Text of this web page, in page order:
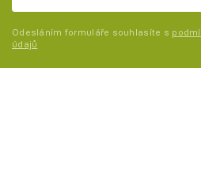
Odesláním formuláře souhlasíte s
údajů